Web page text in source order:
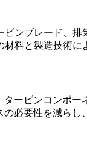
ビンブレード
、
料と製造技術
、タービンコンポ
必要性を減らし